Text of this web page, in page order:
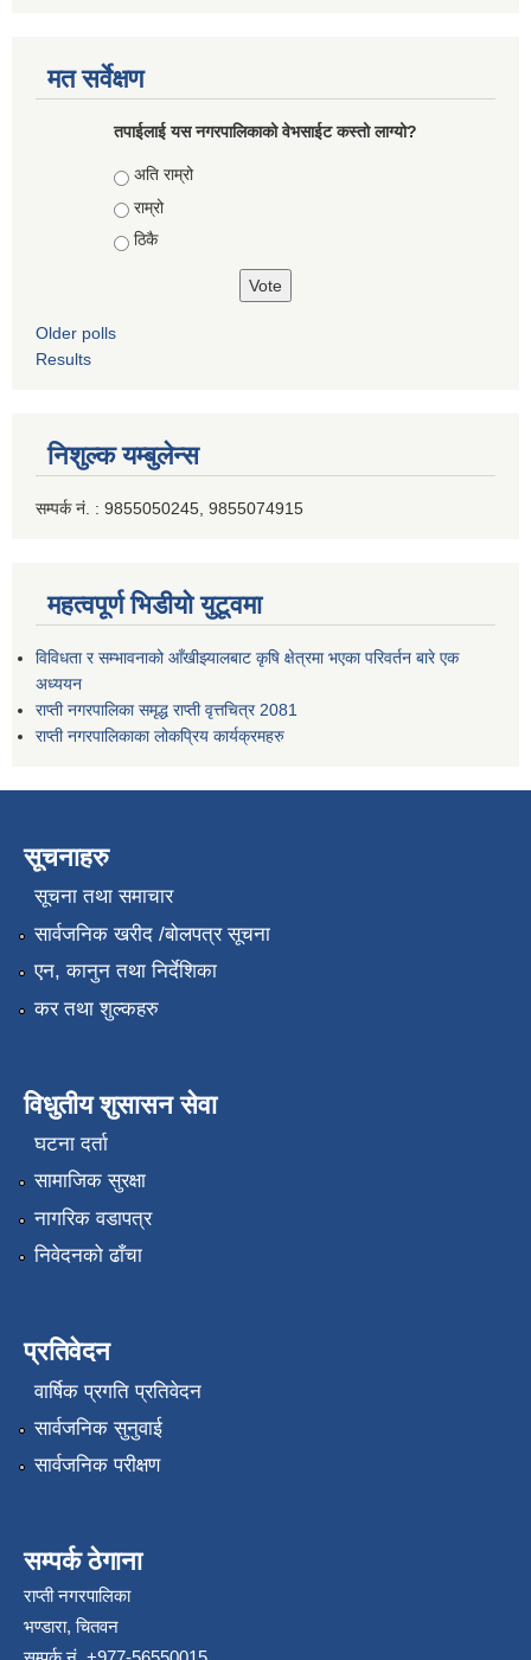
मत सर्वेक्षण
तपाईलाई यस नगरपालिकाको वेभसाईट कस्तो लाग्यो?
Choices
अति राम्रो
राम्रो
ठिकै
Older polls
Results
निशुल्क यम्बुलेन्स
सम्पर्क नं. : 9855050245, 9855074915
महत्वपूर्ण भिडीयो युटूवमा
विविधता र सम्भावनाको आँखीझ्यालबाट कृषि क्षेत्रमा भएका परिवर्तन बारे एक
अध्ययन
राप्ती नगरपालिका समृद्ध राप्ती वृत्तचित्र 2081
राप्ती नगरपालिकाका लोकप्रिय कार्यक्रमहरु
सूचनाहरु
सूचना तथा समाचार
सार्वजनिक खरीद /बोलपत्र सूचना
एन, कानुन तथा निर्देशिका
कर तथा शुल्कहरु
विधुतीय शुसासन सेवा
घटना दर्ता
सामाजिक सुरक्षा
नागरिक वडापत्र
निवेदनको ढाँचा
प्रतिवेदन
वार्षिक प्रगति प्रतिवेदन
सार्वजनिक सुनुवाई
सार्वजनिक परीक्षण
सम्पर्क ठेगाना
राप्ती नगरपालिका
भण्डारा, चितवन